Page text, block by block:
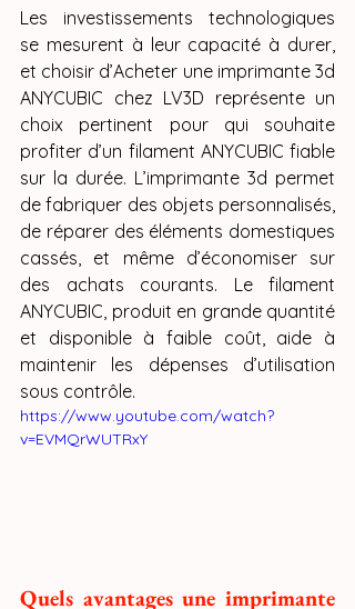
Les investissements technologiques
se mesurent à leur capacité à durer,
et choisir d’Acheter une imprimante 3d
ANYCUBIC chez LV3D représente un
choix pertinent pour qui souhaite
profiter d’un filament ANYCUBIC fiable
sur la durée. L’imprimante 3d permet
de fabriquer des objets personnalisés,
de réparer des éléments domestiques
cassés, et même d’économiser sur
des achats courants. Le filament
ANYCUBIC, produit en grande quantité
et disponible à faible coût, aide à
maintenir les dépenses d’utilisation
sous contrôle.
https://www.youtube.com/watch?
v=EVMQrWUTRxY
Quels avantages une imprimante